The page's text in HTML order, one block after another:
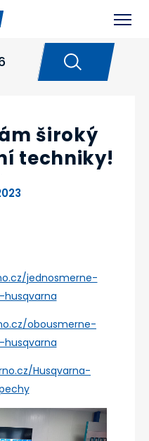
VÁM ŠIROKÝ
široký
techniky!
jednosmerne-
obousmerne-
Husqvarna-